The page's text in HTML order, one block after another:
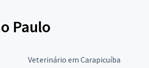
Paulo
Veterinário em Carapicuíba